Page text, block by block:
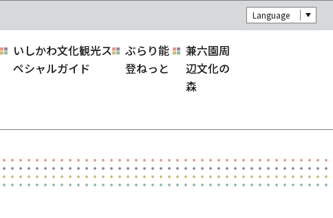
Language
いしかわ文化観光ス
ペシャルガイド
ぶらり能
登ねっと
兼六園周
辺文化の
森